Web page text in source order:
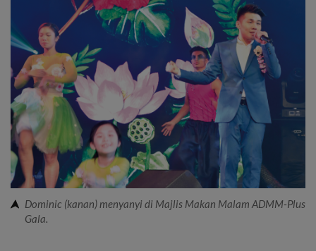
Dominic (kanan) menyanyi di Majlis Makan Malam ADMM-Plus
Gala.